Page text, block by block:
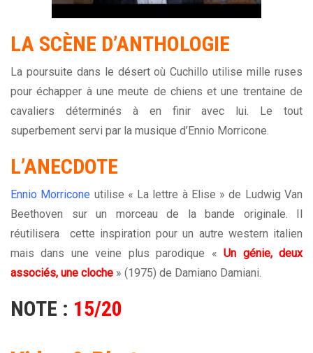
LA SCÈNE D’ANTHOLOGIE
La poursuite dans le désert où Cuchillo utilise mille ruses
pour échapper à une meute de chiens et une trentaine de
cavaliers déterminés à en finir avec lui. Le tout
superbement servi par la musique d’Ennio Morricone.
L’ANECDOTE
Ennio Morricone utilise « La lettre à Elise » de Ludwig Van
Beethoven sur un morceau de la bande originale. Il
réutilisera cette inspiration pour un autre western italien
mais dans une veine plus parodique «Un génie, deux
associés, une cloche » (1975) de Damiano Damiani.
NOTE : 15/20